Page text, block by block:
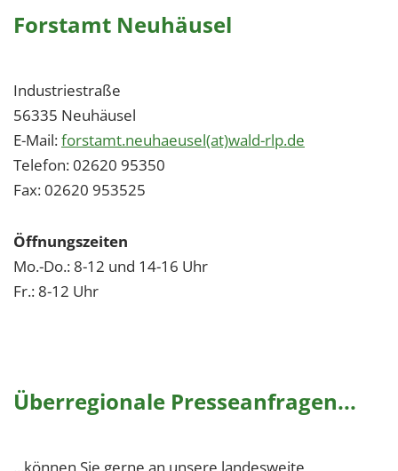
Forstamt Neuhäusel
Industriestraße
56335 Neuhäusel
E-Mail:forstamt.neuhaeusel(at)wald-rlp.de
Telefon: 02620 95350
Fax: 02620 953525
Öffnungszeiten
Mo.-Do.: 8-12 und 14-16 Uhr
Fr.: 8-12 Uhr
Überregionale Presseanfragen...